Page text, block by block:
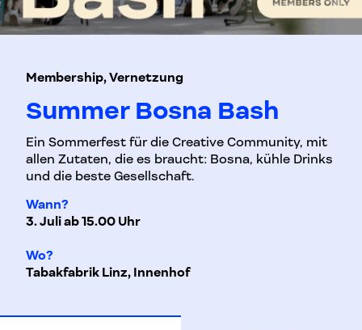
Membership, Vernetzung
Summer Bosna Bash
Ein Sommerfest für die Creative Community, mit
allen Zutaten, die es braucht: Bosna, kühle Drinks
und die beste Gesellschaft.
Wann?
3. Juli ab 15.00 Uhr
Wo?
Tabakfabrik Linz, Innenhof